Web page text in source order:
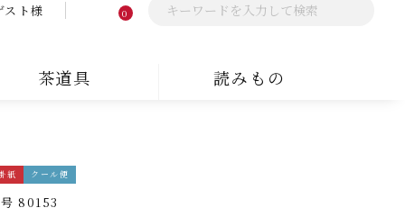
スト様 0
茶道具 読みもの
紙 クール便
80153